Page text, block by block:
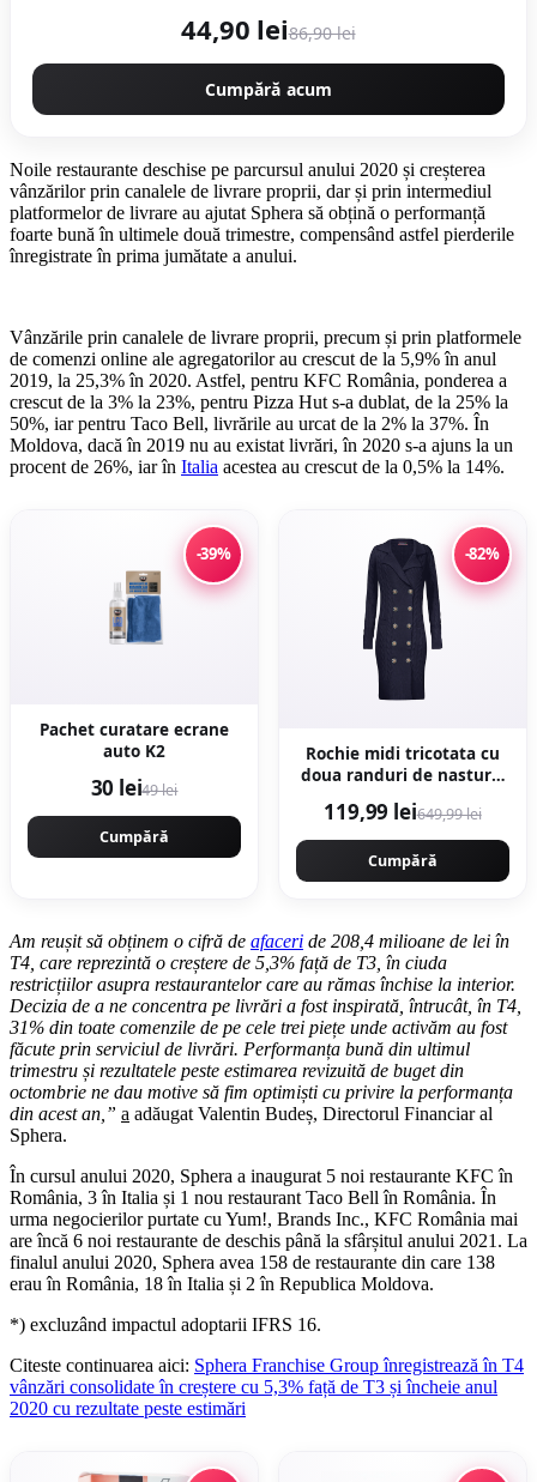
44,90 lei86,90 lei
Cumpără acum
Noile restaurante deschise pe parcursul anului 2020 și creșterea
vânzărilor prin canalele de livrare proprii, dar și prin intermediul
platformelor de livrare au ajutat Sphera să obțină o performanță
foarte bună în ultimele două trimestre, compensând astfel pierderile
înregistrate în prima jumătate a anului.
Vânzările prin canalele de livrare proprii, precum și prin platformele
de comenzi online ale agregatorilor au crescut de la 5,9% în anul
2019, la 25,3% în 2020. Astfel, pentru KFC România, ponderea a
crescut de la 3% la 23%, pentru Pizza Hut s-a dublat, de la 25% la
50%, iar pentru Taco Bell, livrările au urcat de la 2% la 37%. În
Moldova, dacă în 2019 nu au existat livrări, în 2020 s-a ajuns la un
procent de 26%, iar în Italia acestea au crescut de la 0,5% la 14%.
-39%
Pachet curatare ecrane
auto K2
30 lei49 lei
Cumpără
-82%
Rochie midi tricotata cu
doua randuri de nasturi -
119,99 lei649,99 lei
Cumpără
Am reușit să obținem o cifră de afaceri de 208,4 milioane de lei în
T4, care reprezintă o creștere de 5,3% față de T3, în ciuda
restricțiilor asupra restaurantelor care au rămas închise la interior.
Decizia de a ne concentra pe livrări a fost inspirată, întrucât, în T4,
31% din toate comenzile de pe cele trei piețe unde activăm au fost
făcute prin serviciul de livrări. Performanța bună din ultimul
trimestru și rezultatele peste estimarea revizuită de buget din
octombrie ne dau motive să fim optimiști cu privire la performanța
din acest an, ” a adăugat Valentin Budeș, Directorul Financiar al
Sphera.
În cursul anului 2020, Sphera a inaugurat 5 noi restaurante KFC în
România, 3 în Italia și 1 nou restaurant Taco Bell în România. În
urma negocierilor purtate cu Yum!, Brands Inc., KFC România mai
are încă 6 noi restaurante de deschis până la sfârșitul anului 2021. La
finalul anului 2020, Sphera avea 158 de restaurante din care 138
erau în România, 18 în Italia și 2 în Republica Moldova.
*) excluzând impactul adoptarii IFRS 16.
Citeste continuarea aici: Sphera Franchise Group înregistrează în T4
vânzări consolidate în creștere cu 5,3% față de T3 și încheie anul
2020 cu rezultate peste estimări